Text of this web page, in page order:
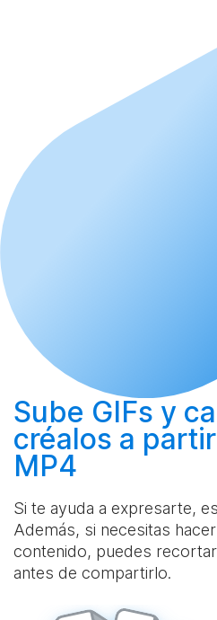
Sube GIFs y
créalos a
MP4
Si te ayuda a expresarte,
Además, si necesitas
contenido, puedes
antes de compartirlo.